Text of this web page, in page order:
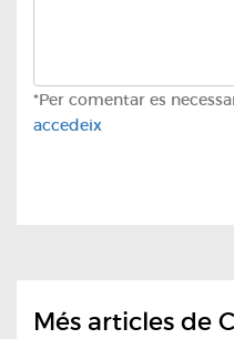
*Per comentar es
accedeix
Més articles de